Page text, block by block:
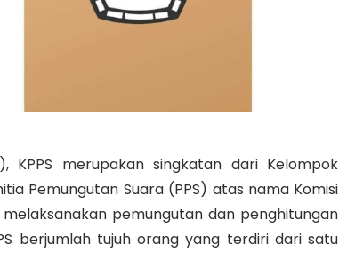
KPPS merupakan singkatan dari Kelompok
Pemungutan Suara (PPS) atas nama Komisi
pemungutan dan penghitungan
berjumlah tujuh orang yang terdiri dari satu